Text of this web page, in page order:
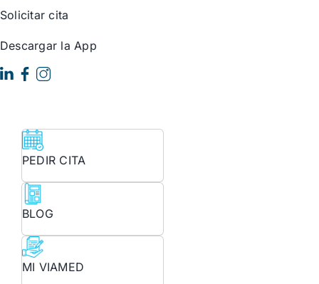
Solicitar cita
Descargar la App
PEDIR CITA
BLOG
MI VIAMED